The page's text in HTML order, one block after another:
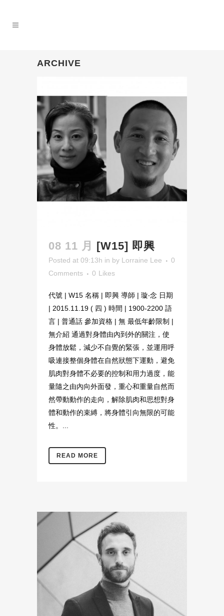
ARCHIVE
08 11 月 [W15] 即興
Posted at 09:13h in by Lorraine Lee
0
Comments
0 Likes
代號 | W15 名稱 | 即興 導師 | 璇‧念 日期
| 2015.11.19 ( 四 ) 時間 | 1900-2200 語
言 | 普通話 參加資格 | 無 最低年齡限制 |
無介紹 通過對身體由內到外的關注，使
身體放鬆，減少不自覺的緊張，並運用呼
吸連接整個身體在自然狀態下運動，避免
肌肉對身體不必要的控制和用力過度，能
量隨之由內向外面發，重心和重量自然而
然帶動動作的走向，解除肌肉和思想對身
體和動作的束縛，將身體引向無限的可能
性。...
READ MORE